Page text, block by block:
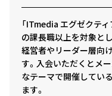
「ITmedia エグゼクテ
の課長職以上を対象と
経営者やリーダー層向
す。入会いただくとメ
なテーマで開催してい
ます。